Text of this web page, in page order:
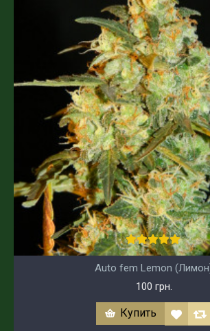
Auto fem Lemon
100 грн.
Купить